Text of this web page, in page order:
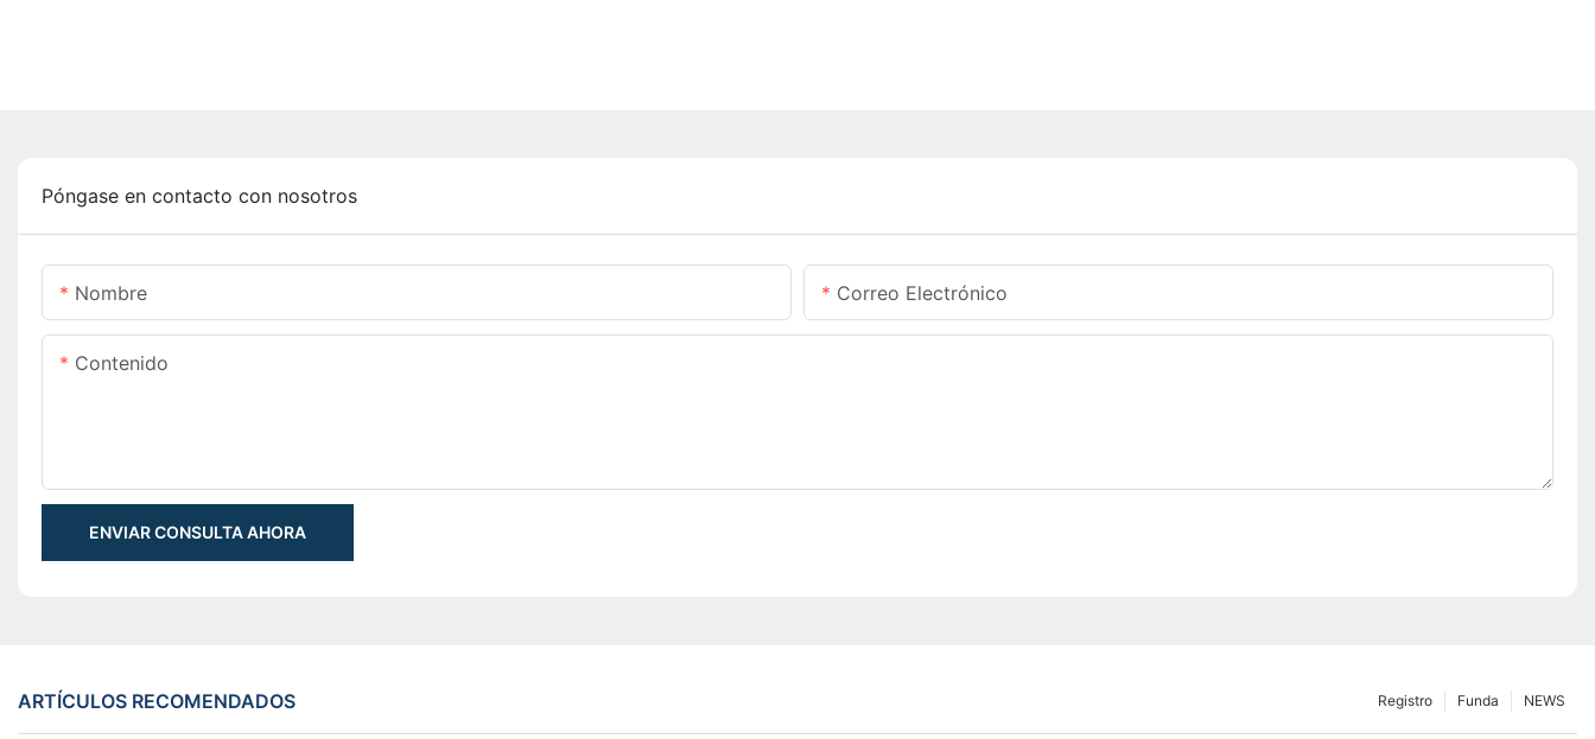
Póngase en contacto con nosotros
Nombre Correo Electrónico
Contenido
ENVIAR CONSULTA AHORA
ARTÍCULOS RECOMENDADOS NEWS
Funda
Registro